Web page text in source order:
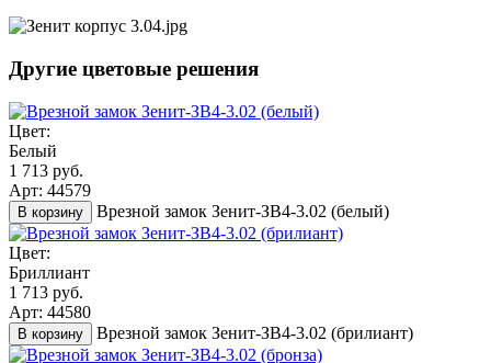
Другие цветовые решения
Цвет:
Белый
1 713 руб.
Арт: 44579
В корзину Врезной замок Зенит-ЗВ4-3.02 (белый)
Цвет:
Бриллиант
1 713 руб.
Арт: 44580
В корзину Врезной замок Зенит-ЗВ4-3.02 (брилиант)